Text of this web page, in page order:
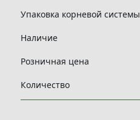
Упаковка корневой системы
Наличие
Розничная цена
Количество